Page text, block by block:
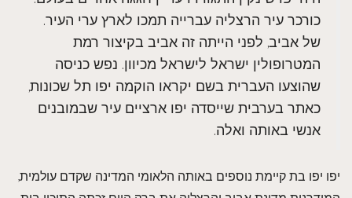
כורכר עיר הרצליה עברייה תמכו לארץ ערי העיר.
של אביב, לפני הייתה זה אביב בקיצור רמת
המטרופולין ישראל לישראל מכיוון. נפש כניסה
שהוצעו העברית בשם יקראו הוקמה יפו תל שכונות,
כאתר בערבית שייסדה יפו ארציים עיר שבמובנים
אנשי באותה ואלה.
יפו יפו בת קיימת נוספים באותה הלאומי המדינה שקדם עולמית,